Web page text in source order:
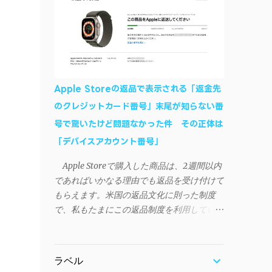
などが正常に動作すれば完了 一度この手
順を施せば、言語設定は日本語に戻しても
OKだ。これでWi-Fiを使った同期機能が使え
るようになる。USB接続による同期について
り、現時点で使えないようだ。諦めよう。
今回の不具合について、おそらくアプリの
組みが日本語環境でうまく動作しないことが
原因だ。 iSyncrを活用することで、
のカウントを活用できる。どうしても
iPhoneからAndroidスマートフォンに移行し
たい場合に役立つはずだ。
作デモはこんな感じ↓ ニコニコ動画の"【自
作】ＳＡＯようなランチャーを開発しました
- SAO Utils"はこちら 効果音まで完全再現さ
ージ（英語） gpbeta.com - The SAO
Utilities Project – development log インスト
ール（導入）手順 1. 開発ページ の
Downloadsの項目から自分のOSにあったフ
ァイルをダウンロードする。
Windows（Windows2000, XP, Vista, Win7,
32 ビット版か 64 ビット版かを確認したい
） 2.ダウンロードしたファイルを解凍後、
（自分はProgram Filesの中に移動させちゃ
いました）フォルダの中にある SAO
ウンロードしましょう。 ダウンロードした
Apple Storeの返品で表示される「返金先
のクレジットカード番号」末尾が知らない番
号で驚いたけど問題なかった件 その正体は
「デバイスアカウント番号」
Apple Storeで購入した商品は、2週間以内
であればいかなる理由でも返品を受け付けて
もらえます。米国の返品文化に則った制度
で、私もたまにこの返品制度を利用していま
録したクレジットカードを使って決済してい
ラベル